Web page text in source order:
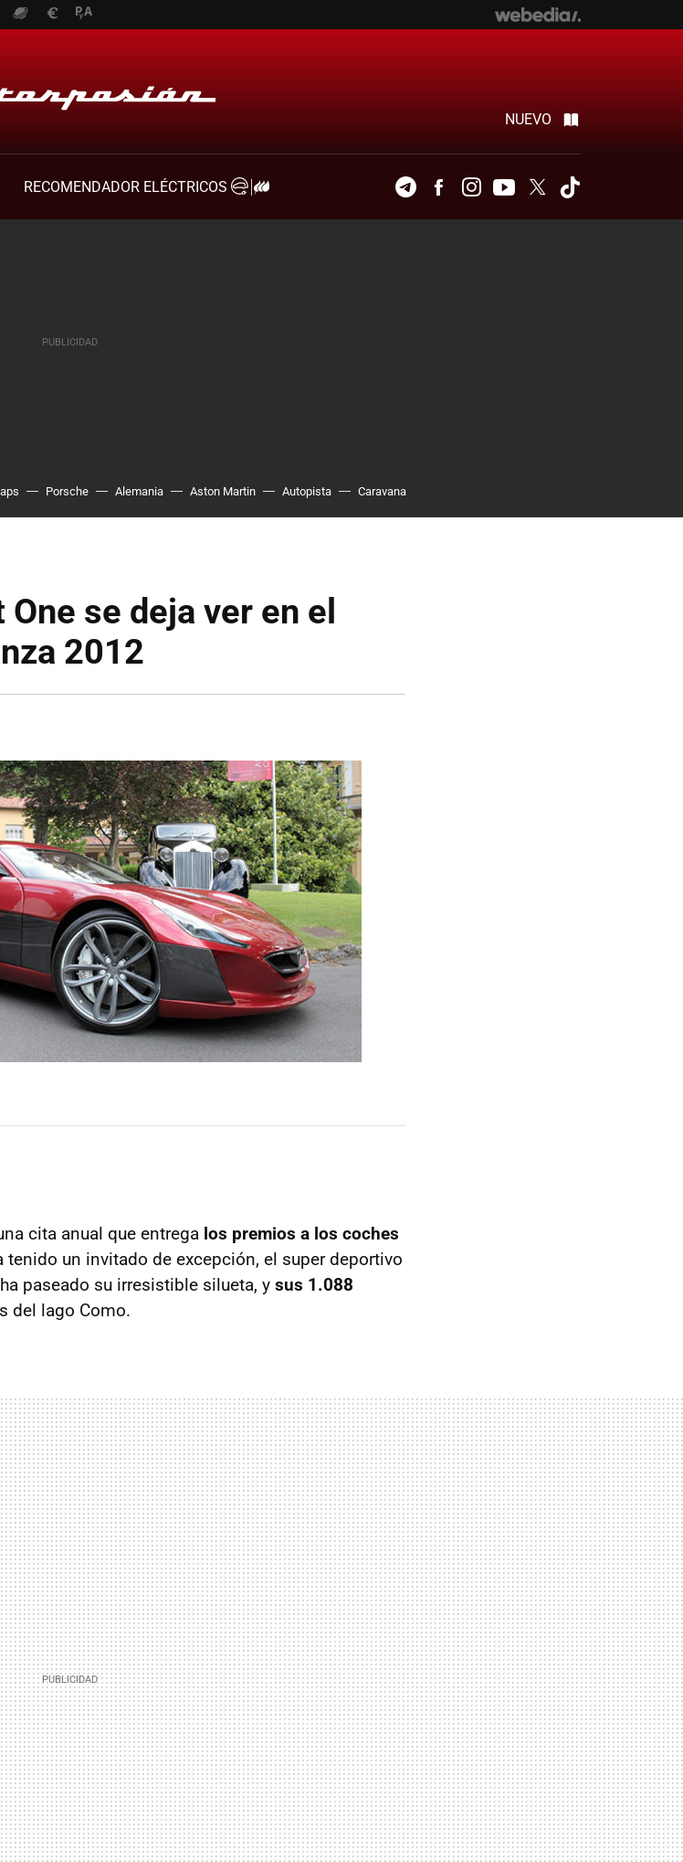
NUEVO
RECOMENDADOR ELÉCTRICOS
TelegramFacebookInstagramYoutubeTwitter
Porsche Alemania Aston Martin Autopista Caravana
se deja ver en el
2012
cita anual que entrega los premios a los coches
tenido un invitado de excepción, el super deportivo
paseado su irresistible silueta, y sus 1.088
del lago Como.